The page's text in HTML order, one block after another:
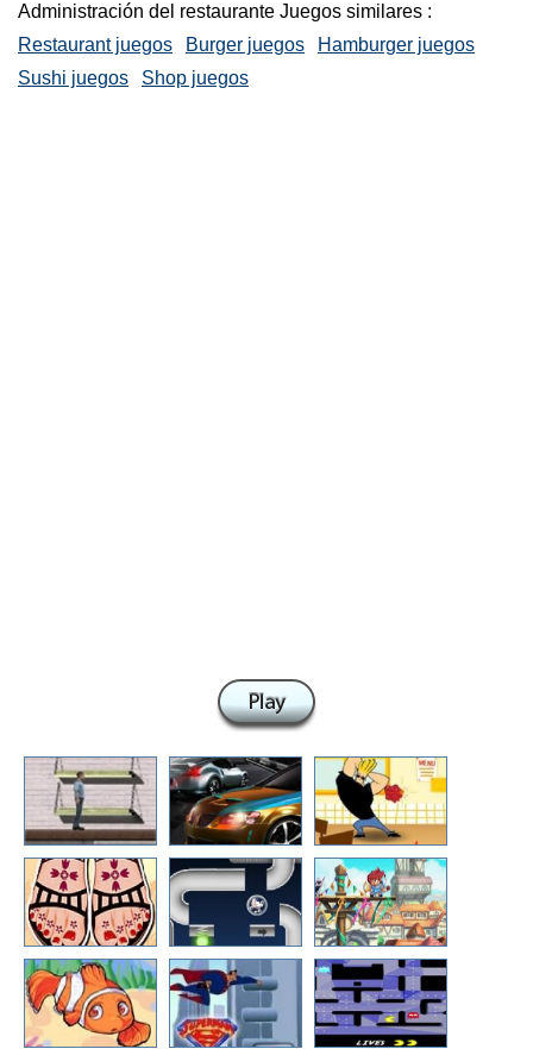
Administración del restaurante Juegos similares :
Restaurant juegos
Burger juegos
Hamburger juegos
Sushi juegos
Shop juegos